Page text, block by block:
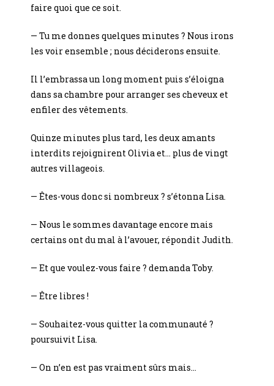
faire quoi que ce soit.
— Tu me donnes quelques minutes ? Nous irons
les voir ensemble ; nous déciderons ensuite.
Il l’embrassa un long moment puis s’éloigna
dans sa chambre pour arranger ses cheveux et
enfiler des vêtements.
Quinze minutes plus tard, les deux amants
interdits rejoignirent Olivia et… plus de vingt
autres villageois.
— Êtes-vous donc si nombreux ? s’étonna Lisa.
— Nous le sommes davantage encore mais
certains ont du mal à l’avouer, répondit Judith.
— Et que voulez-vous faire ? demanda Toby.
— Être libres !
— Souhaitez-vous quitter la communauté ?
poursuivit Lisa.
— On n’en est pas vraiment sûrs mais…